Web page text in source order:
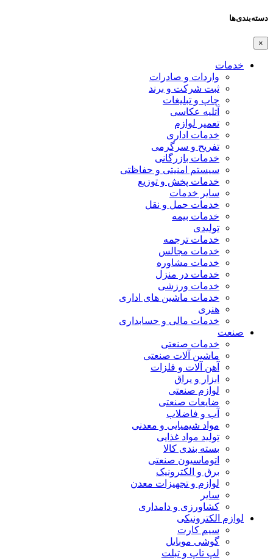
دسته‌بندی‌ها
×
خدمات
واردات و صادرات
ثبت شرکت و برند
چاپ و تبلیغات
آتلیه عکاسی
تعمیر لوازم
خدمات اداری
تفریح و سرگرمی
خدمات بازرگانی
سیستم امنیتی و حفاظتی
خدمات پخش و توزیع
سایر خدمات
خدمات حمل و نقل
خدمات بیمه
تولیدی
خدمات ترجمه
خدمات مجالس
خدمات مشاوره
خدمات در منزل
خدمات ورزشی
خدمات ماشین های اداری
هنری
خدمات مالی و حسابداری
صنعت
خدمات صنعتی
ماشین آلات صنعتی
آهن آلات و فلزات
ابزار و یراق
لوازم صنعتی
ضایعات صنعتی
آب و فاضلاب
مواد شیمیایی و معدنی
تولید مواد غذایی
بسته بندی کالا
اتوماسیون صنعتی
برق و الکترونیک
لوازم و تجهیزات معدن
سایر
کشاورزی و دامداری
لوازم الکترونیکی
سیم کارت
گوشی موبایل
لپ تاپ و تبلت